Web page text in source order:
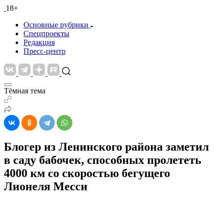
18+
Основные рубрики
Спецпроекты
Редакция
Пресс-центр
Тёмная тема
Блогер из Ленинского района заметил
в саду бабочек, способных пролететь
4000 км со скоростью бегущего
Лионеля Месси